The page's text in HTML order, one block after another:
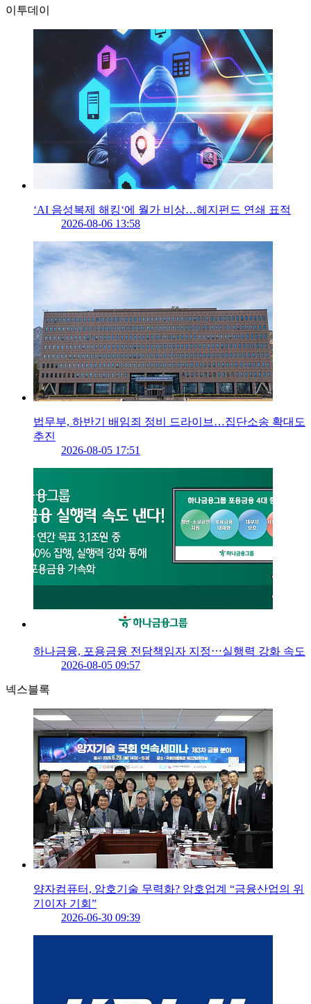
이투데이
‘AI 음성복제 해킹‘에 월가 비상…헤지펀드 연쇄 표적
2026-08-06 13:58
법무부, 하반기 배임죄 정비 드라이브…집단소송 확대도
추진
2026-08-05 17:51
하나금융, 포용금융 전담책임자 지정⋯실행력 강화 속도
2026-08-05 09:57
넥스블록
양자컴퓨터, 암호기술 무력화? 암호업계 “금융산업의 위
기이자 기회”
2026-06-30 09:39